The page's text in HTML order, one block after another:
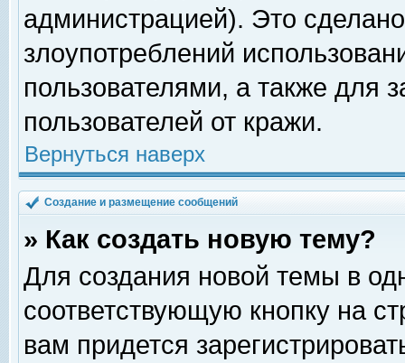
администрацией). Это
злоупотреблений
пользователями, а также для
пользователей от кражи.
Вернуться наверх
Создание и размещение сообщений
» Как создать новую тему?
Для создания новой темы в
соответствующую кнопку на
вам придется